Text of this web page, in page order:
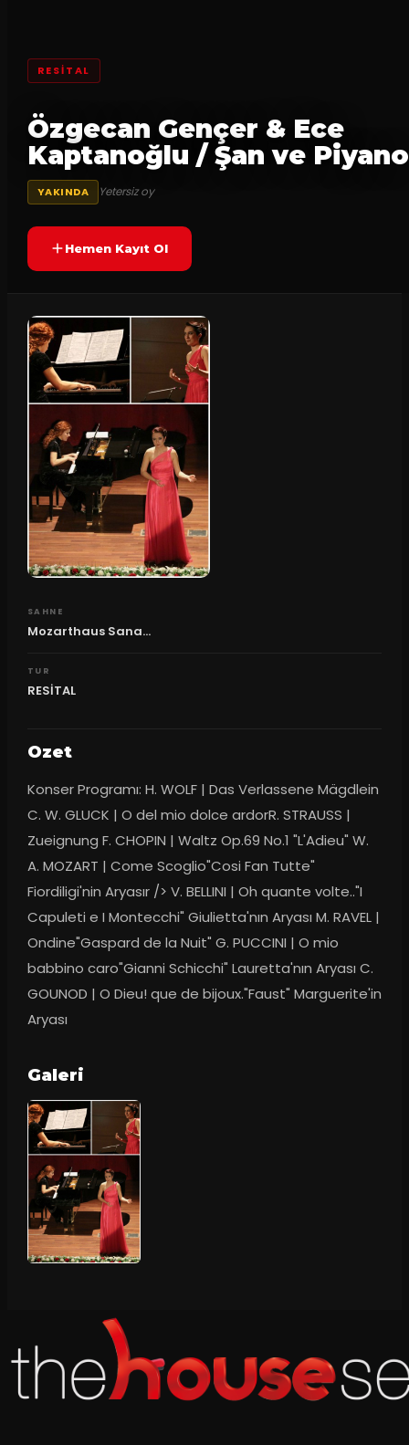
RESİTAL
Özgecan Gençer & Ece
Kaptanoğlu / Şan ve Piyano
YAKINDA Yetersiz oy
Hemen Kayıt Ol
SAHNE
Mozarthaus Sana...
TUR
RESİTAL
Ozet
Konser Programı: H. WOLF | Das Verlassene Mägdlein
C. W. GLUCK | O del mio dolce ardorR. STRAUSS |
Zueignung F. CHOPIN | Waltz Op.69 No.1 "L'Adieu" W.
A. MOZART | Come Scoglio"Cosi Fan Tutte"
Fiordiligi'nin Aryasır /> V. BELLINI | Oh quante volte.."I
Capuleti e I Montecchi" Giulietta'nın Aryası M. RAVEL |
Ondine"Gaspard de la Nuit" G. PUCCINI | O mio
babbino caro"Gianni Schicchi" Lauretta'nın Aryası C.
GOUNOD | O Dieu! que de bijoux."Faust" Marguerite'in
Aryası
Galeri